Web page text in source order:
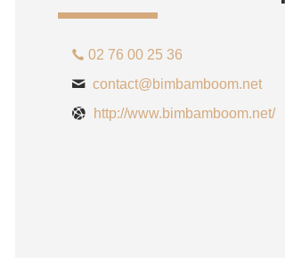
02 76 00 25 36
contact@bimbamboom.net
http://www.bimbamboom.net/